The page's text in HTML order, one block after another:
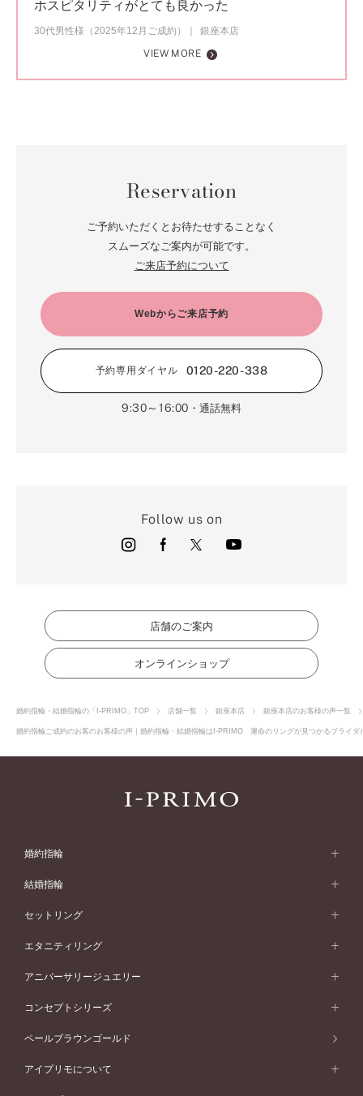
ホスピタリティがとても良かった
30代男性様（2025年12月ご成約）
銀座本店
VIEW MORE
Reservation
ご予約いただくとお待たせすることなく
スムーズなご案内が可能です。
ご来店予約について
Webからご来店予約
予約専用ダイヤル 0120-220-338
9:30～16:00 ・通話無料
Follow us on
店舗のご案内
オンラインショップ
婚約指輪・結婚指輪の「I-PRIMO」TOP 店舗一覧 銀座本店 銀座本店のお客様の声一覧
婚約指輪ご成約のお客のお客様の声｜婚約指輪・結婚指輪はI-PRIMO 運命のリングが見つかるブライ
婚約指輪
婚約指輪 (エンゲージリング)
婚約指輪一覧
ピンクゴールド
ペールブラウンゴールド
ウェーブライン
V字ライン
ワンサイドメレ
ダブルサイドメレ
シンプル
フェミニン
50万円台～
結婚指輪
結婚指輪 (マリッジリング)
結婚指輪一覧
ピンクゴールド
ペールブラウンゴールド
ウェーブライン
V字ライン
ワンメレ
シンプル
セットリング
セットリング
セットリング一覧
ピンクゴールド
エタニティリング
エタニティリング
エタニティリング一覧
アニバーサリージュエリー
アニバーサリージュエリー
アニバーサリージュエリー一覧
コンセプトシリーズ
コンセプトシリーズ
オリジンビリーフ
ペールブラウンゴールド
アイプリモについて